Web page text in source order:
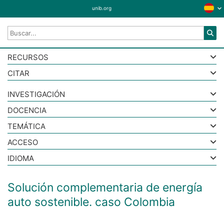
unib.org
RECURSOS
CITAR
Solución complementaria de energía
auto sostenible. caso Colombia
INVESTIGACIÓN
DOCENCIA
TEMÁTICA
ACCESO
IDIOMA